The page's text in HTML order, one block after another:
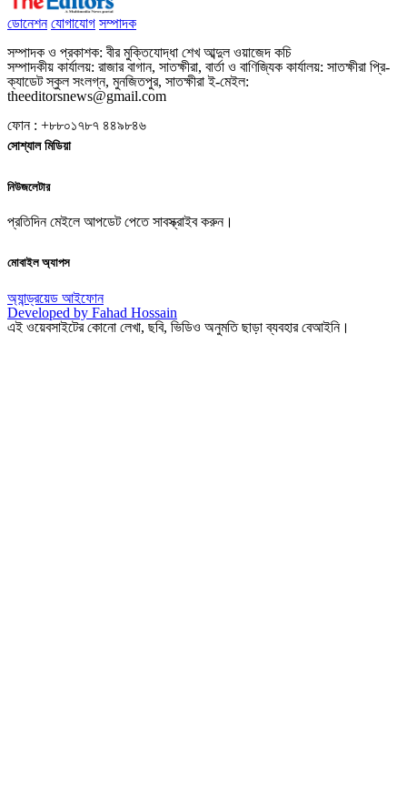
ডোনেশন যোগাযোগ সম্পাদক
সম্পাদক ও প্রকাশক: বীর মুক্তিযোদ্ধা শেখ আব্দুল ওয়াজেদ কচি
সম্পাদকীয় কার্যালয়: রাজার বাগান, সাতক্ষীরা, বার্তা ও বাণিজ্যিক কার্যালয়: সাতক্ষীরা প্রি-
ক্যাডেট স্কুল সংলগ্ন, মুনজিতপুর, সাতক্ষীরা ই-মেইল:
theeditorsnews@gmail.com
ফোন : +৮৮০১৭৮৭ ৪৪৯৮৪৬
সোশ্যাল মিডিয়া
নিউজলেটার
প্রতিদিন মেইলে আপডেট পেতে সাবস্ক্রাইব করুন।
মোবাইল অ্যাপস
অ্যান্ড্রয়েড আইফোন
Developed by Fahad Hossain
এই ওয়েবসাইটের কোনো লেখা, ছবি, ভিডিও অনুমতি ছাড়া ব্যবহার বেআইনি।